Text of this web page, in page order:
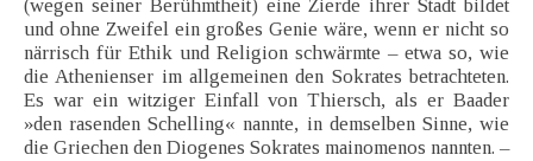
(wegen seiner Berühmtheit) eine Zierde ihrer Stadt bildet
und ohne Zweifel ein großes Genie wäre, wenn er nicht so
närrisch für Ethik und Religion schwärmte – etwa so, wie
die Athenienser im allgemeinen den Sokrates betrachteten.
Es war ein witziger Einfall von Thiersch, als er Baader
»den rasenden Schelling« nannte, in demselben Sinne, wie
die Griechen den Diogenes Sokrates mainomenos nannten. –